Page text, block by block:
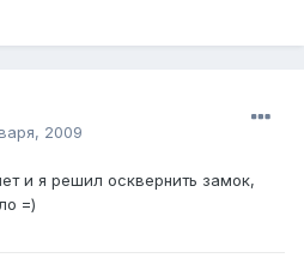
2009
и я решил осквернить замок,
=)